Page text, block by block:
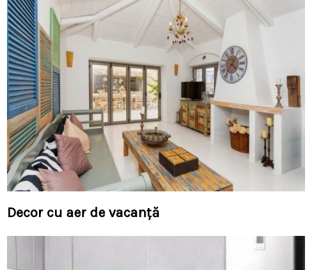
Decor cu aer de vacanţă